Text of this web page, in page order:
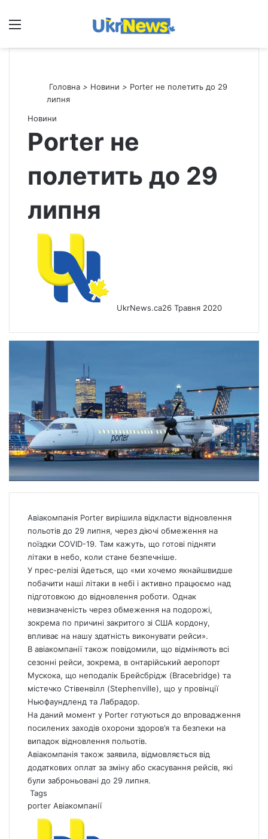
Меню
Головна > Новини > Porter не полетить до 29
липня
Новини
Porter не
полетить до 29
липня
UkrNews.ca26 Травня 2020
Авіакомпанія Porter вирішила відкласти відновлення
польотів до 29 липня, через діючі обмеження на
поїздки COVID-19. Там кажуть, що готові підняти
літаки в небо, коли стане безпечніше.
У прес-релізі йдеться, що «ми хочемо якнайшвидше
побачити наші літаки в небі і активно працюємо над
підготовкою до відновлення роботи. Однак
невизначеність через обмеження на подорожі,
зокрема по причині закритого зі США кордону,
впливає на нашу здатність виконувати рейси».
В авіакомпанії також повідомили, що відміняють всі
сезонні рейси, зокрема, в онтарійський аеропорт
Мускока, що неподалік Брейсбрідж (Bracebridge) та
містечко Стівенвілл (Stephenville), що у провінції
Ньюфаундленд та Лабрадор.
На даний момент у Porter готуються до впровадження
посилених заходів охорони здоров’я та безпеки на
випадок відновлення польотів.
Авіакомпанія також заявила, відмовляється від
додаткових оплат за зміну або скасування рейсів, які
були заброньовані до 29 липня.
Tags
porter Авіакомпанії